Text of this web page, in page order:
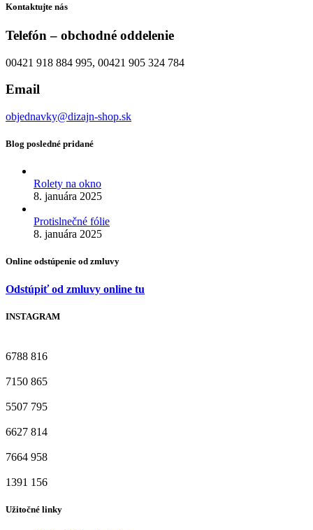
Kontaktujte nás
Telefón – obchodné oddelenie
00421 918 884 995, 00421 905 324 784
Email
objednavky@dizajn-shop.sk
Blog posledné pridané
Rolety na okno
8. januára 2025
Protislnečné fólie
8. januára 2025
Online odstúpenie od zmluvy
Odstúpiť od zmluvy online tu
INSTAGRAM
6788 816
7150 865
5507 795
6627 814
7664 958
1391 156
Užitočné linky